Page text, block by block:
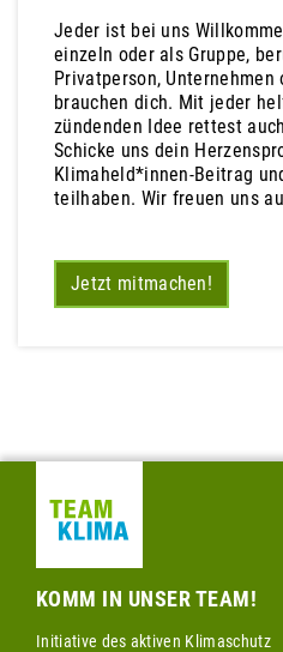
Jeder ist bei uns
einzeln oder als Gruppe,
Privatperson,
brauchen dich. Mit jeder
zündenden Idee rettest
Schicke uns dein
Klimaheld*innen-Beitrag
teilhaben. Wir freuen uns
Jetzt mitmachen!
KOMM IN UNSER TEAM!
Initiative des aktiven Klimaschutz